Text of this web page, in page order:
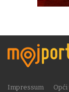
Impressum